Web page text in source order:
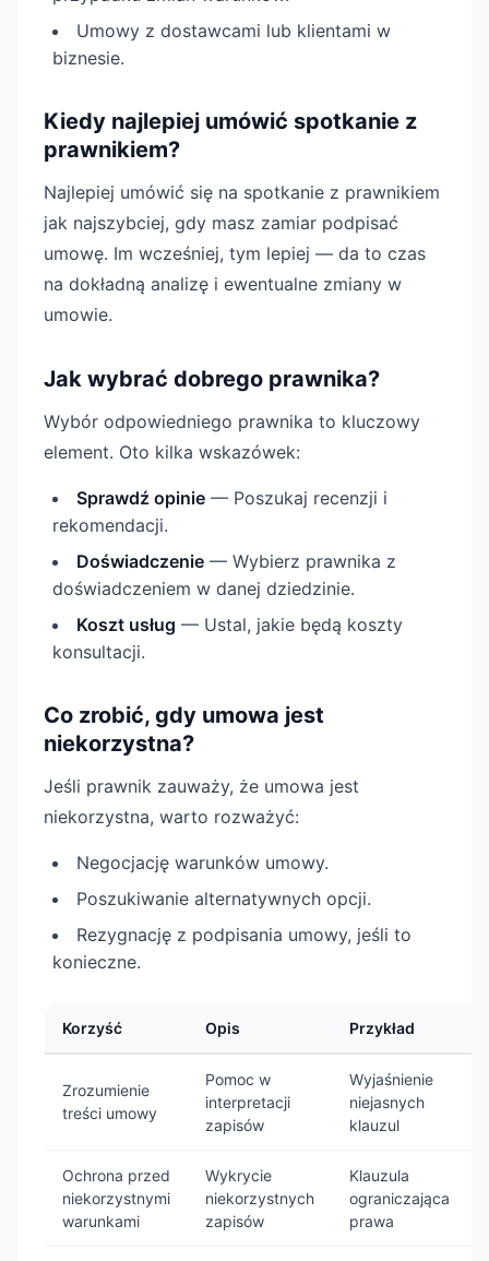
Umowy z dostawcami lub klientami w
biznesie.
Kiedy najlepiej umówić spotkanie z
prawnikiem?
Najlepiej umówić się na spotkanie z prawnikiem
jak najszybciej, gdy masz zamiar podpisać
umowę. Im wcześniej, tym lepiej — da to czas
na dokładną analizę i ewentualne zmiany w
umowie.
Jak wybrać dobrego prawnika?
Wybór odpowiedniego prawnika to kluczowy
element. Oto kilka wskazówek:
Sprawdź opinie — Poszukaj recenzji i
rekomendacji.
Doświadczenie — Wybierz prawnika z
doświadczeniem w danej dziedzinie.
Koszt usług — Ustal, jakie będą koszty
konsultacji.
Co zrobić, gdy umowa jest
niekorzystna?
Jeśli prawnik zauważy, że umowa jest
niekorzystna, warto rozważyć:
Negocjację warunków umowy.
Poszukiwanie alternatywnych opcji.
Rezygnację z podpisania umowy, jeśli to
konieczne.
Korzyść Opis Przykład
Zrozumienie
treści umowy
Pomoc w
interpretacji
zapisów
Wyjaśnienie
niejasnych
klauzul
Ochrona przed
niekorzystnymi
warunkami
Wykrycie
niekorzystnych
zapisów
Klauzula
ograniczająca
prawa